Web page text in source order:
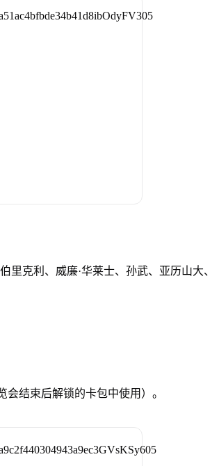
里克利、威廉·华莱士、孙武、亚历山大、
结束后解锁的卡包中使用）。